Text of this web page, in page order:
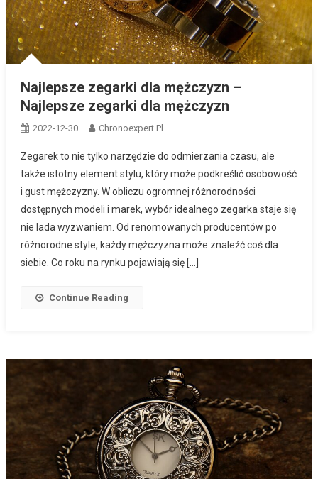
Najlepsze zegarki dla mężczyzn –
Najlepsze zegarki dla mężczyzn
2022-12-30 Chronoexpert.pl
Zegarek to nie tylko narzędzie do odmierzania czasu, ale
także istotny element stylu, który może podkreślić osobowość
i gust mężczyzny. W obliczu ogromnej różnorodności
dostępnych modeli i marek, wybór idealnego zegarka staje się
nie lada wyzwaniem. Od renomowanych producentów po
różnorodne style, każdy mężczyzna może znaleźć coś dla
siebie. Co roku na rynku pojawiają się […]
Continue Reading